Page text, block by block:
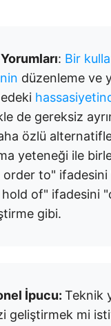
: Bir
düzenleme ve
de gereksiz
özlü
yeteneği ile
order to"
of" ifadesini
gibi.
İpucu: Teknik
geliştirmek mi